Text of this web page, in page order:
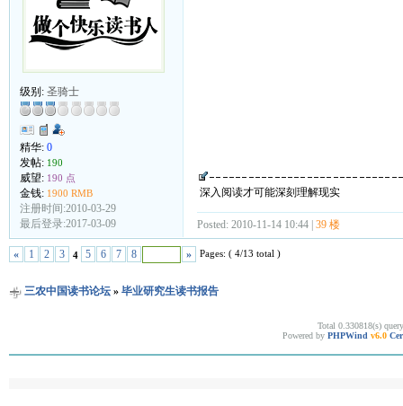
级别: 圣骑士
精华: 0
发帖: 190
威望: 190 点
金钱: 1900 RMB
注册时间:2010-03-29
最后登录:2017-03-09
深入阅读才可能深刻理解现实
Posted: 2010-11-14 10:44 | 39 楼
« 1 2 3 4 5 6 7 8 » Pages: ( 4/13 total )
三农中国读书论坛» 毕业研究生读书报告
Total 0.330818(s)
Powered by PHPWind v6.0